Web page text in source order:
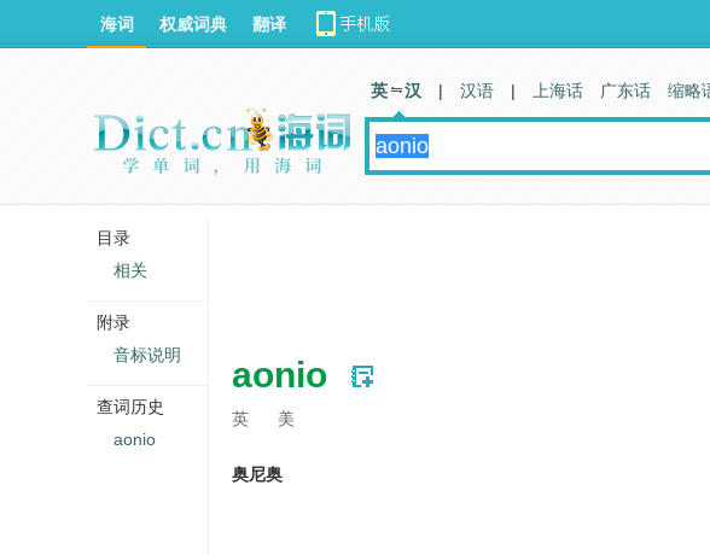
aonio
英 美
奥尼奥
海词 权威词典 翻译
英 汉 | 汉语 | 上海话 广东话 缩略
目录
相关
附录
音标说明
查词历史
aonio